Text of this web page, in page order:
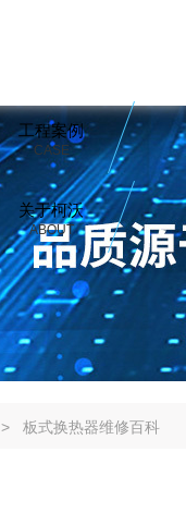
工程案例
CASE
关于柯沃
ABOUT
> 板式换热器维修百科